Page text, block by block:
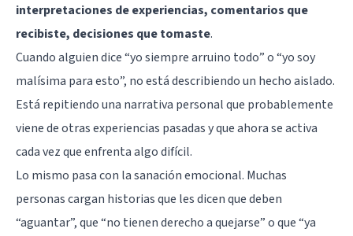
interpretaciones de experiencias, comentarios que
recibiste, decisiones que tomaste.
Cuando alguien dice “yo siempre arruino todo” o “yo soy
malísima para esto”, no está describiendo un hecho aislado.
Está repitiendo una narrativa personal que probablemente
viene de otras experiencias pasadas y que ahora se activa
cada vez que enfrenta algo difícil.
Lo mismo pasa con la sanación emocional. Muchas
personas cargan historias que les dicen que deben
“aguantar”, que “no tienen derecho a quejarse” o que “ya